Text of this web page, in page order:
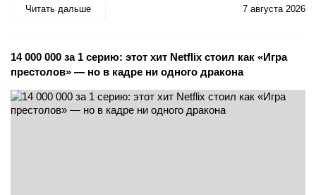
Читать дальше 7 августа 2026
14 000 000 за 1 серию: этот хит Netflix стоил как «Игра
престолов» — но в кадре ни одного дракона